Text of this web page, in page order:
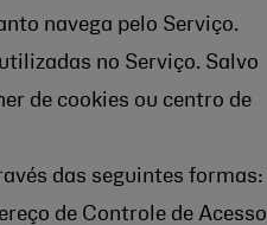
navega pelo Serviço.
no Serviço. Salvo
de cookies ou centro de
das seguintes formas:
de Controle de Acesso